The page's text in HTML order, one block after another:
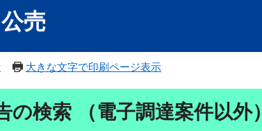
売
大きな文字で印刷ページ表示
の検索 （電子調達案件以外）